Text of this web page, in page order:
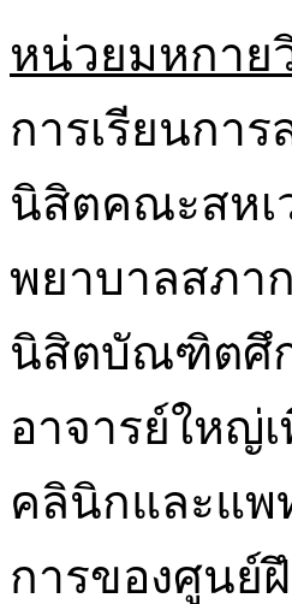
หน่วยมหกาย
การเรียนกา
นิสิตคณะสหเ
พยาบาลสภา
นิสิตบัณฑิตศึก
อาจารย์ใหญ่
คลินิกและแพ
การของศูน